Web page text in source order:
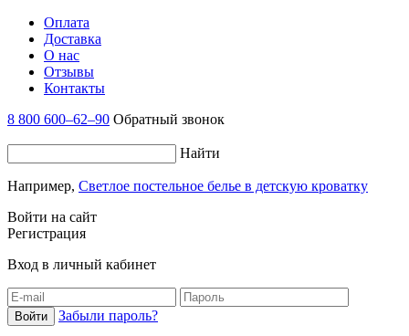
Оплата
Доставка
О нас
Отзывы
Контакты
8 800 600–62–90 Обратный звонок
Найти
Например, Светлое постельное белье в детскую кроватку
Войти на сайт
Регистрация
Вход в личный кабинет
Забыли пароль?